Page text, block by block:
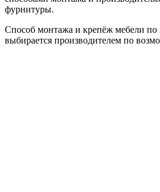
фурнитуры.
Способ монтажа и крепёж мебели по
выбирается производителем по